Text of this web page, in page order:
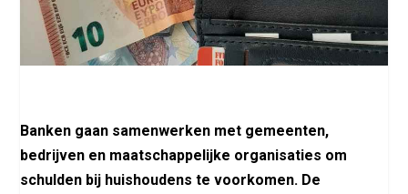
Banken gaan samenwerken met gemeenten,
bedrijven en maatschappelijke organisaties om
schulden bij huishoudens te voorkomen. De